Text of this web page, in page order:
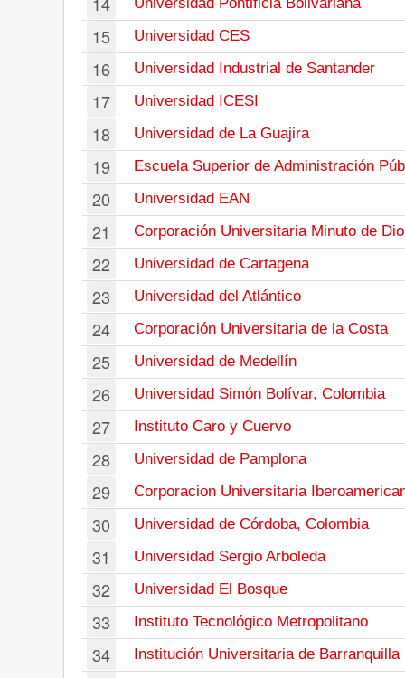
15 Universidad CES
16 Universidad Industrial de Santander
17 Universidad ICESI
18 Universidad de La Guajira
19 Escuela Superior de Administración
20 Universidad EAN
21 Corporación Universitaria Minuto de
22 Universidad de Cartagena
23 Universidad del Atlántico
24 Corporación Universitaria de la Costa
25 Universidad de Medellín
26 Universidad Simón Bolívar, Colombia
27 Instituto Caro y Cuervo
28 Universidad de Pamplona
29 Corporacion Universitaria
30 Universidad de Córdoba, Colombia
31 Universidad Sergio Arboleda
32 Universidad El Bosque
33 Instituto Tecnológico Metropolitano
34 Institución Universitaria de Barranquilla